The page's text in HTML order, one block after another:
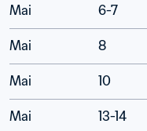
Mai 6-7
Mai 8
Mai 10
Mai 13-14